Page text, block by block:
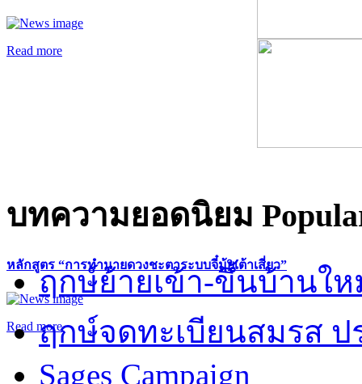
Read more
หลักสูตร “การทำนายดวงชะตาระบบจี๋มุ้ยเต้าเสี่ยว”
Read more
บทความยอดนิยม
ฤกษ์ย้ายเข้า-ขึ้นบ้านให
ฤกษ์จดทะเบียนสมรส ป
Sages Campaign